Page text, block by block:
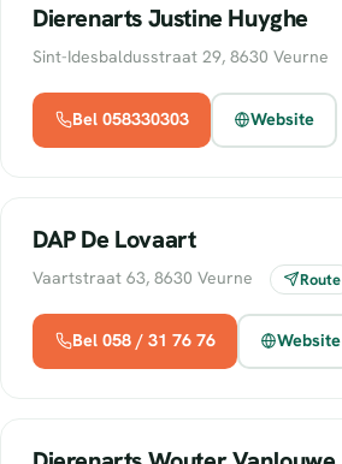
Dierenarts Justine Huyghe
Sint-Idesbaldusstraat 29, 8630 Veurne
Bel 058330303 Website
DAP De Lovaart
Vaartstraat 63, 8630 Veurne Route
Bel 058 / 31 76 76 Website